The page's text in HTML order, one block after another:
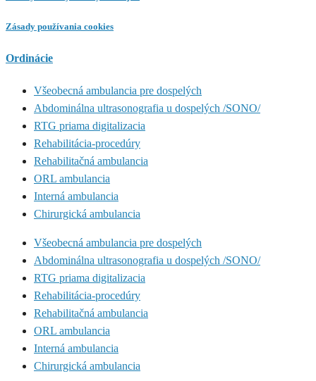
Zásady používania cookies
Ordinácie
Všeobecná ambulancia pre dospelých
Abdominálna ultrasonografia u dospelých /SONO/
RTG priama digitalizacia
Rehabilitácia-procedúry
Rehabilitačná ambulancia
ORL ambulancia
Interná ambulancia
Chirurgická ambulancia
Všeobecná ambulancia pre dospelých
Abdominálna ultrasonografia u dospelých /SONO/
RTG priama digitalizacia
Rehabilitácia-procedúry
Rehabilitačná ambulancia
ORL ambulancia
Interná ambulancia
Chirurgická ambulancia